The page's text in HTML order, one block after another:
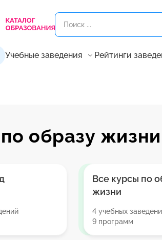
Учебные заведения Рейтинги
образу
Все курсы по
жизни
4 учебных
9 программ